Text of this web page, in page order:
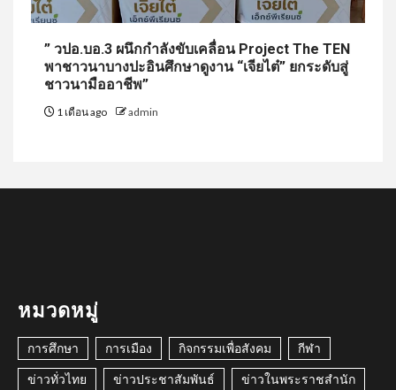
” วปอ.บอ.3 ผนึกกำลังขับเคลื่อน Project The TEN
พาชาวนาบางปะอินศึกษาดูงาน “เจียไต๋” ยกระดับสู่
ชาวนามืออาชีพ”
1 เดือน ago admin
หมวดหมู่
การศึกษา การเมือง กิจกรรมเพื่อสังคม กีฬา
ข่าวทั่วไทย ข่าวประชาสัมพันธ์ ข่าวในพระราชสำนัก